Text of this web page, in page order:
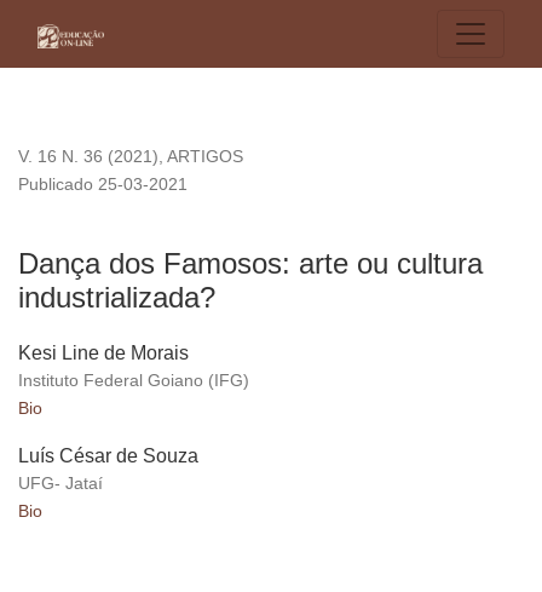
V. 16 N. 36 (2021), ARTIGOS
Dança dos Famosos: arte ou cultura
industrializada?
Publicado 25-03-2021
Kesi Line de Morais
Instituto Federal Goiano (IFG)
Bio
Luís César de Souza
UFG- Jataí
Bio